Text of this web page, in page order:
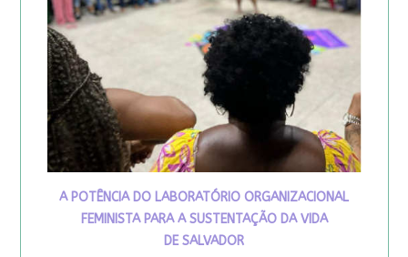
A POTÊNCIA DO LABORATÓRIO ORGANIZACIONAL
FEMINISTA PARA A SUSTENTAÇÃO DA VIDA
DE SALVADOR